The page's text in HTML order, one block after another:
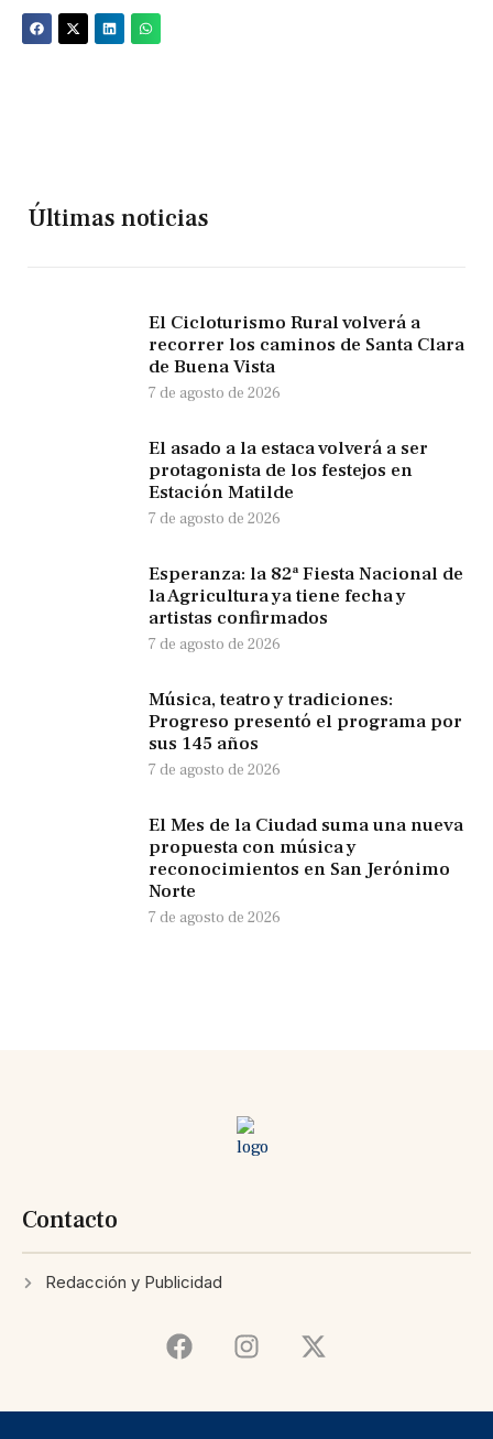
Últimas noticias
El Cicloturismo Rural volverá a
recorrer los caminos de Santa Clara
de Buena Vista
7 de agosto de 2026
El asado a la estaca volverá a ser
protagonista de los festejos en
Estación Matilde
7 de agosto de 2026
Esperanza: la 82ª Fiesta Nacional de
la Agricultura ya tiene fecha y
artistas confirmados
7 de agosto de 2026
Música, teatro y tradiciones:
Progreso presentó el programa por
sus 145 años
7 de agosto de 2026
El Mes de la Ciudad suma una nueva
propuesta con música y
reconocimientos en San Jerónimo
Norte
7 de agosto de 2026
Contacto
Redacción y Publicidad